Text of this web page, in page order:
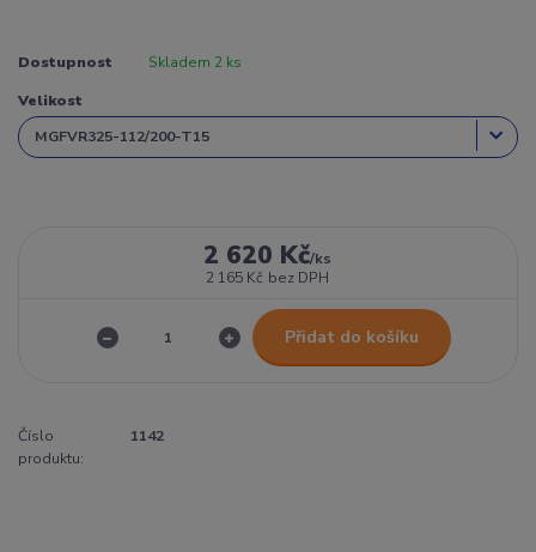
Dostupnost Skladem 2 ks
Velikost
2 620 Kč/ks
2 165 Kč bez DPH
Přidat do košíku
Číslo
produktu:
1142